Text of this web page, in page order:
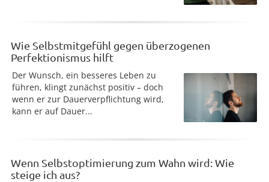
Wie Selbstmitgefühl gegen überzogenen
Perfektionismus hilft
Der Wunsch, ein besseres Leben zu
führen, klingt zunächst positiv – doch
wenn er zur Dauerverpflichtung wird,
kann er auf Dauer...
Wenn Selbstoptimierung zum Wahn wird: Wie
steige ich aus?